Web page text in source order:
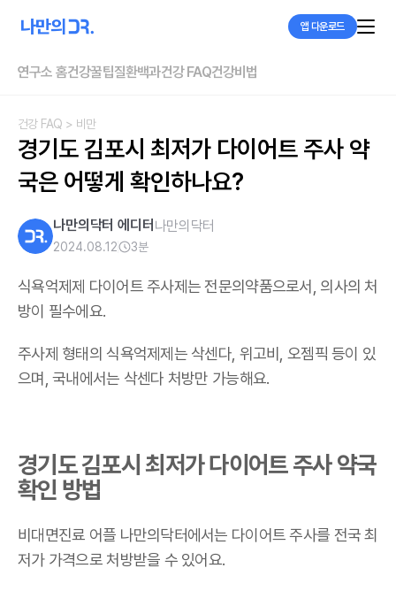
앱 다운로드
연구소 홈건강꿀팁질환백과건강 FAQ건강비법
건강 FAQ > 비만
경기도 김포시 최저가 다이어트 주사 약
국은 어떻게 확인하나요?
나만의닥터 에디터 나만의닥터
2024.08.12 3분
식욕억제제 다이어트 주사제는 전문의약품으로서, 의사의 처
방이 필수에요.
주사제 형태의 식욕억제제는 삭센다, 위고비, 오젬픽 등이 있
으며,국내에서는 삭센다 처방만 가능해요.
경기도 김포시 최저가 다이어트 주사 약국
확인 방법
비대면진료 어플 나만의닥터에서는 다이어트 주사를 전국 최
저가 가격으로 처방받을 수 있어요.